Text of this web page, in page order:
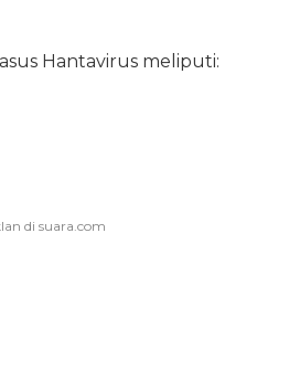
Hantavirus meliputi: